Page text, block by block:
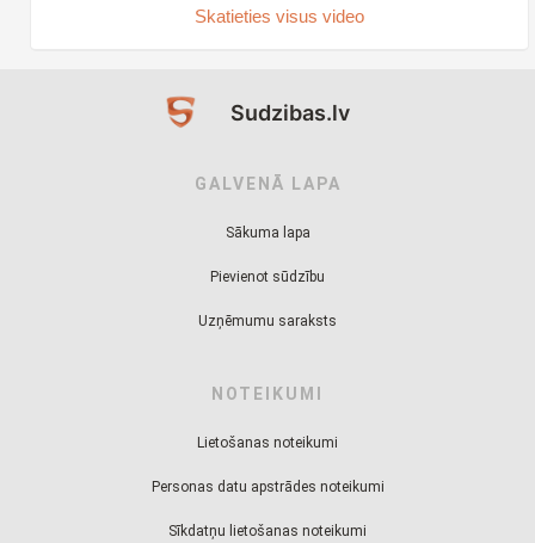
Skatieties visus video
Sudzibas.lv
GALVENĀ LAPA
Sākuma lapa
Pievienot sūdzību
Uzņēmumu saraksts
NOTEIKUMI
Lietošanas noteikumi
Personas datu apstrādes noteikumi
Sīkdatņu lietošanas noteikumi